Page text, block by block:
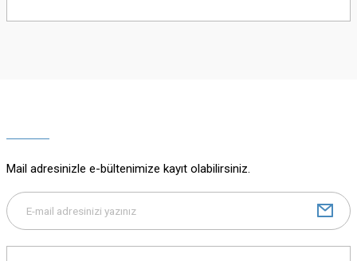
Ürün açıklamasında eksik bilgiler bulunuyor.
Ürün bilgilerinde hatalar bulunuyor.
Bu ürüne benzer farklı alternatifler olmalı.
Mail adresinizle e-bültenimize kayıt olabilirsiniz.